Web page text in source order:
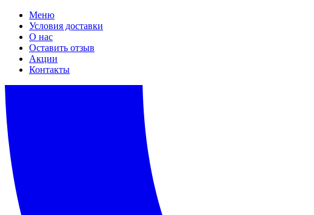
Меню
Условия доставки
О нас
Оставить отзыв
Акции
Контакты